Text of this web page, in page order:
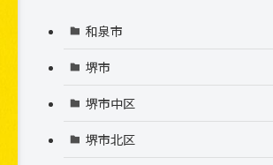
和泉市
堺市
堺市中区
堺市北区